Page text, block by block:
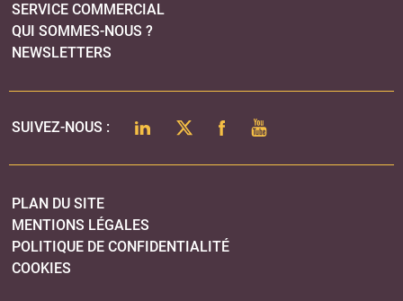
POLITIQUE DE CONFIDENTIALITÉ
COOKIES